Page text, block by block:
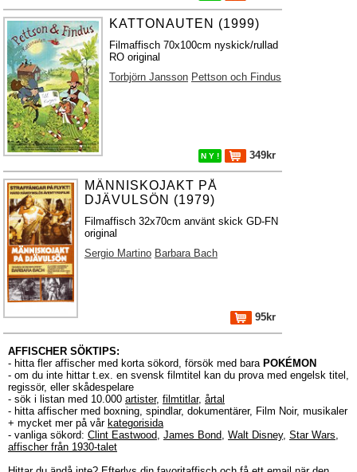
KATTONAUTEN (1999)
Filmaffisch 70x100cm nyskick/rullad
RO original
Torbjörn Jansson Pettson och Findus
N Y ! 349kr
MÄNNISKOJAKT PÅ
DJÄVULSÖN (1979)
Filmaffisch 32x70cm använt skick GD-FN
original
Sergio Martino Barbara Bach
95kr
AFFISCHER SÖKTIPS:
- hitta fler affischer med korta sökord, försök med bara POKÉMON
- om du inte hittar t.ex. en svensk filmtitel kan du prova med engelsk titel,
regissör, eller skådespelare
- sök i listan med 10.000 artister, filmtitlar, årtal
- hitta affischer med boxning, spindlar, dokumentärer, Film Noir, musikaler
+ mycket mer på vår kategorisida
- vanliga sökord: Clint Eastwood, James Bond, Walt Disney, Star Wars,
affischer från 1930-talet